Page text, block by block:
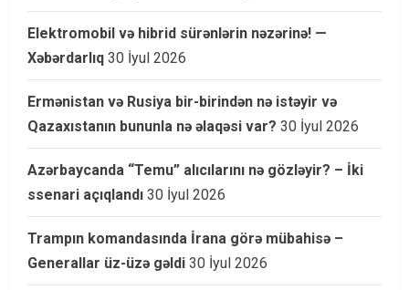
Elektromobil və hibrid sürənlərin nəzərinə! —
Xəbərdarlıq 30 İyul 2026
Ermənistan və Rusiya bir-birindən nə istəyir və
Qazaxıstanın bununla nə əlaqəsi var? 30 İyul 2026
Azərbaycanda “Temu” alıcılarını nə gözləyir? – İki
ssenari açıqlandı 30 İyul 2026
Trampın komandasında İrana görə mübahisə –
Generallar üz-üzə gəldi 30 İyul 2026